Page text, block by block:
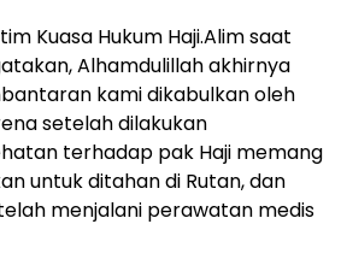
Kuasa Hukum Haji.Alim saat
Alhamdulillah akhirnya
kami dikabulkan oleh
setelah dilakukan
terhadap pak Haji memang
untuk ditahan di Rutan, dan
menjalani perawatan medis